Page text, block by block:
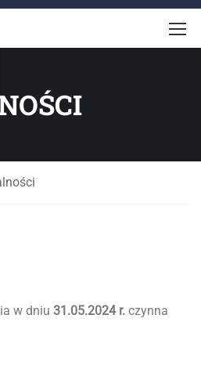
w dniu 31.05.2024 r. czynna